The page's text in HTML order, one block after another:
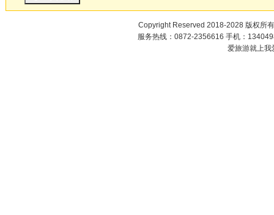
Copyright Reserved 2018-2028 版权所
服务热线：0872-2356616 手机：
爱旅游就上我